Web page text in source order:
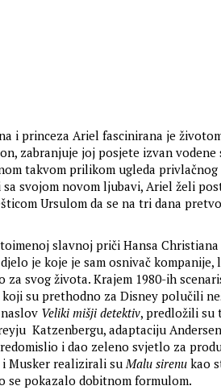
i princeza Ariel fascinirana je
zabranjuje joj posjete izvan vodene
takvom prilikom ugleda
sa svojom novom ljubavi, Ariel želi
Ursulom da se na tri dana
slavnoj priči Hansa Christiana
djelo je koje je sam osnivač
za svog života. Krajem 1980-ih
koji su prethodno za Disney polučili
Veliki mišji detektiv, predložili su
Katzenbergu, adaptaciju
i dao zeleno svjetlo za
i Musker realizirali suMalu sirenu kao
se pokazalo dobitnom formulom.